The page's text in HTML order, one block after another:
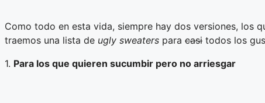
Como todo en esta vida, siempre hay dos versiones, los
traemos una lista de ugly sweaters para casi todos los
1. Para los que quieren sucumbir pero no arriesgar